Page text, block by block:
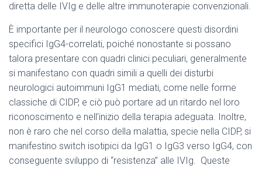
diretta delle IVIg e delle altre immunoterapie convenzionali.
È importante per il neurologo conoscere questi disordini
specifici IgG4-correlati, poiché nonostante si possano
talora presentare con quadri clinici peculiari, generalmente
si manifestano con quadri simili a quelli dei disturbi
neurologici autoimmuni IgG1 mediati, come nelle forme
classiche di CIDP, e ciò può portare ad un ritardo nel loro
riconoscimento e nell’inizio della terapia adeguata. Inoltre,
non è raro che nel corso della malattia, specie nella CIDP, si
manifestino switch isotipici da IgG1 o IgG3 verso IgG4, con
conseguente sviluppo di “resistenza” alle IVIg. Queste